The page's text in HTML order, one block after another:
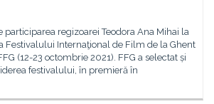
participarea regizoarei Teodora Ana Mihai la
Festivalului Internaţional de Film de la Ghent
(12-23 octombrie 2021). FFG a selectat și
festivalului, în premieră în